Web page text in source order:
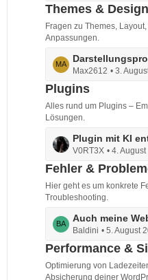
t
r
g
t
t
B
e
i
t
r
g
Themes & Design
Fragen zu Themes,
Anpassungen.
L
e
t
t
B
e
i
t
r
g
Max2612 3.
Plugins
Alles rund um Plugins –
Lösungen.
L
e
t
t
B
e
i
t
r
Plugin mit KI
V0RT3X 4.
Fehler &
Hier geht es um konkrete
Troubleshooting.
L
e
t
t
Auch meine
Baldini 5. August
Performance &
Optimierung von
Absicherung deiner